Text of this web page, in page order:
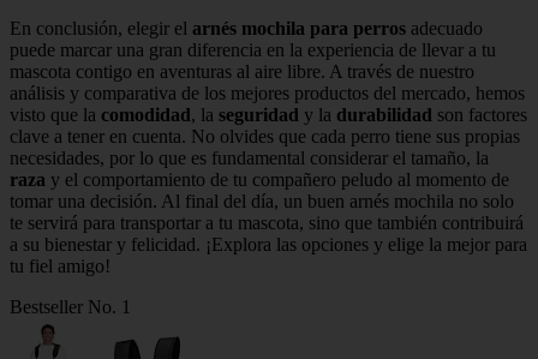
En conclusión, elegir el arnés mochila para perros adecuado
puede marcar una gran diferencia en la experiencia de llevar a tu
mascota contigo en aventuras al aire libre. A través de nuestro
análisis y comparativa de los mejores productos del mercado, hemos
visto que la comodidad , la seguridad y la durabilidad son factores
clave a tener en cuenta. No olvides que cada perro tiene sus propias
necesidades, por lo que es fundamental considerar el tamaño, la
raza y el comportamiento de tu compañero peludo al momento de
tomar una decisión. Al final del día, un buen arnés mochila no solo
te servirá para transportar a tu mascota, sino que también contribuirá
a su bienestar y felicidad. ¡Explora las opciones y elige la mejor para
tu fiel amigo!
Bestseller No. 1